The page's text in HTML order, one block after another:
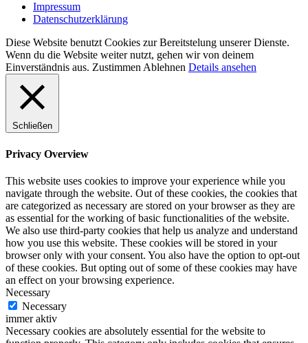
Impressum
Datenschutzerklärung
Diese Website benutzt Cookies zur Bereitstelung unserer Dienste.
Wenn du die Website weiter nutzt, gehen wir von deinem
Einverständnis aus. Zustimmen Ablehnen Details ansehen
Schließen
Privacy Overview
This website uses cookies to improve your experience while you
navigate through the website. Out of these cookies, the cookies that
are categorized as necessary are stored on your browser as they are
as essential for the working of basic functionalities of the website.
We also use third-party cookies that help us analyze and understand
how you use this website. These cookies will be stored in your
browser only with your consent. You also have the option to opt-out
of these cookies. But opting out of some of these cookies may have
an effect on your browsing experience.
Necessary
Necessary
immer aktiv
Necessary cookies are absolutely essential for the website to